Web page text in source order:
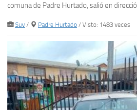
comuna de Padre Hurtado, salió en
Suv / Padre Hurtado / Visto: 1483 veces